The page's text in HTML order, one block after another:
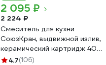
2 095 ₽
2 224 ₽
Смеситель для кухни
СоюзКран, выдвижной излив,
керамический картридж 40
мм, хром, цинк SK01-E119
4.7(106)